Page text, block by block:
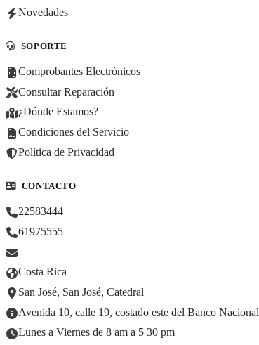
Novedades
SOPORTE
Comprobantes Electrónicos
Consultar Reparación
¿Dónde Estamos?
Condiciones del Servicio
Política de Privacidad
CONTACTO
22583444
61975555
Costa Rica
San José, San José, Catedral
Avenida 10, calle 19, costado este del Banco Nacional
Lunes a Viernes de 8 am a 5 30 pm